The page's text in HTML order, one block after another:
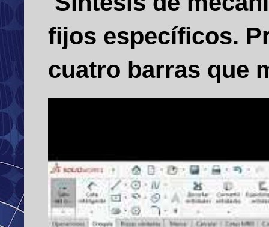
fijos específicos.
cuatro barras que